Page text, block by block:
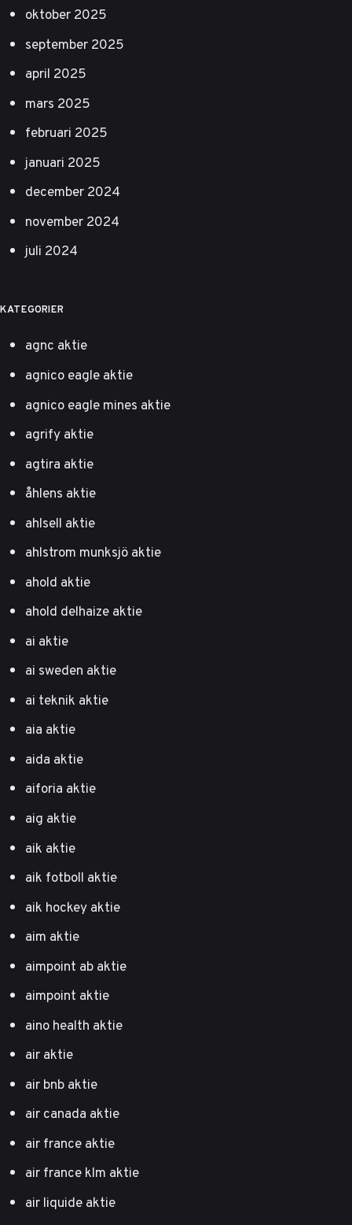
oktober 2025
september 2025
april 2025
mars 2025
februari 2025
januari 2025
december 2024
november 2024
juli 2024
KATEGORIER
agnc aktie
agnico eagle aktie
agnico eagle mines aktie
agrify aktie
agtira aktie
åhlens aktie
ahlsell aktie
ahlstrom munksjö aktie
ahold aktie
ahold delhaize aktie
ai aktie
ai sweden aktie
ai teknik aktie
aia aktie
aida aktie
aiforia aktie
aig aktie
aik aktie
aik fotboll aktie
aik hockey aktie
aim aktie
aimpoint ab aktie
aimpoint aktie
aino health aktie
air aktie
air bnb aktie
air canada aktie
air france aktie
air france klm aktie
air liquide aktie